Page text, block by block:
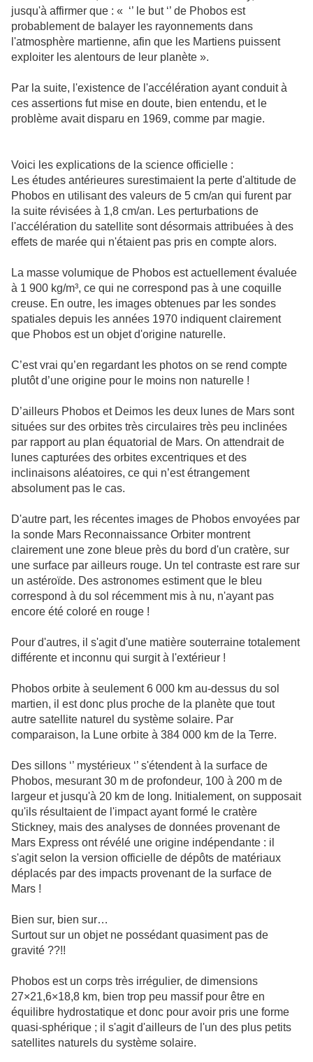
jusqu'à affirmer que : « ‘’ le but ‘’ de Phobos est
probablement de balayer les rayonnements dans
l'atmosphère martienne, afin que les Martiens puissent
exploiter les alentours de leur planète ».
Par la suite, l'existence de l'accélération ayant conduit à
ces assertions fut mise en doute, bien entendu, et le
problème avait disparu en 1969, comme par magie.
Voici les explications de la science officielle :
Les études antérieures surestimaient la perte d'altitude de
Phobos en utilisant des valeurs de 5 cm/an qui furent par
la suite révisées à 1,8 cm/an. Les perturbations de
l'accélération du satellite sont désormais attribuées à des
effets de marée qui n'étaient pas pris en compte alors.
La masse volumique de Phobos est actuellement évaluée
à 1 900 kg/m³, ce qui ne correspond pas à une coquille
creuse. En outre, les images obtenues par les sondes
spatiales depuis les années 1970 indiquent clairement
que Phobos est un objet d'origine naturelle.
C’est vrai qu’en regardant les photos on se rend compte
plutôt d’une origine pour le moins non naturelle !
D’ailleurs Phobos et Deimos les deux lunes de Mars sont
situées sur des orbites très circulaires très peu inclinées
par rapport au plan équatorial de Mars. On attendrait de
lunes capturées des orbites excentriques et des
inclinaisons aléatoires, ce qui n’est étrangement
absolument pas le cas.
D'autre part, les récentes images de Phobos envoyées par
la sonde Mars Reconnaissance Orbiter montrent
clairement une zone bleue près du bord d'un cratère, sur
une surface par ailleurs rouge. Un tel contraste est rare sur
un astéroïde. Des astronomes estiment que le bleu
correspond à du sol récemment mis à nu, n'ayant pas
encore été coloré en rouge !
Pour d'autres, il s'agit d'une matière souterraine totalement
différente et inconnu qui surgit à l'extérieur !
Phobos orbite à seulement 6 000 km au-dessus du sol
martien, il est donc plus proche de la planète que tout
autre satellite naturel du système solaire. Par
comparaison, la Lune orbite à 384 000 km de la Terre.
Des sillons ‘’ mystérieux ‘’ s'étendent à la surface de
Phobos, mesurant 30 m de profondeur, 100 à 200 m de
largeur et jusqu'à 20 km de long. Initialement, on supposait
qu'ils résultaient de l'impact ayant formé le cratère
Stickney, mais des analyses de données provenant de
Mars Express ont révélé une origine indépendante : il
s'agit selon la version officielle de dépôts de matériaux
déplacés par des impacts provenant de la surface de
Mars !
Bien sur, bien sur…
Surtout sur un objet ne possédant quasiment pas de
gravité ??!!
Phobos est un corps très irrégulier, de dimensions
27×21,6×18,8 km, bien trop peu massif pour être en
équilibre hydrostatique et donc pour avoir pris une forme
quasi-sphérique ; il s'agit d'ailleurs de l'un des plus petits
satellites naturels du système solaire.